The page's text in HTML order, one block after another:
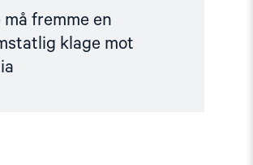
må fremme en
klage mot